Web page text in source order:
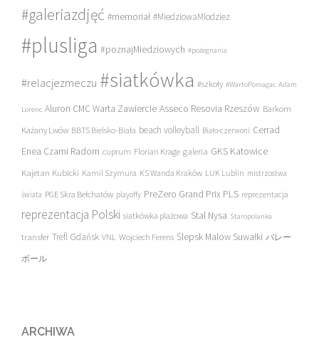
#galeriazdjęć #memoriał #MiedziowaMlodziez
#plusliga #poznajMiedziowych #pożegnania
#relacjezmeczu #siatkówka #szkoły #WartoPomagac Adam
Lorenc Aluron CMC Warta Zawiercie Asseco Resovia Rzeszów Barkom
Każany Lwów BBTS Bielsko-Biała beach volleyball Biało-czerwoni Cerrad
Enea Czarni Radom cuprum Florian Krage galeria GKS Katowice
Kajetan Kubicki Kamil Szymura KS Wanda Kraków LUK Lublin mistrzostwa
świata PGE Skra Bełchatów playoffy PreZero Grand Prix PLS reprezentacja
reprezentacja Polski siatkówka plażowa Stal Nysa Staropolanka
transfer Trefl Gdańsk VNL Wojciech Ferens Ślepsk Malow Suwałki バレー
ボール
ARCHIWA